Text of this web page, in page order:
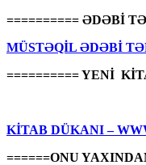
========== ƏDƏBİ
MÜSTƏQİL ƏDƏBİ
========== YENİ
KİTAB DÜKANI –
======ONU